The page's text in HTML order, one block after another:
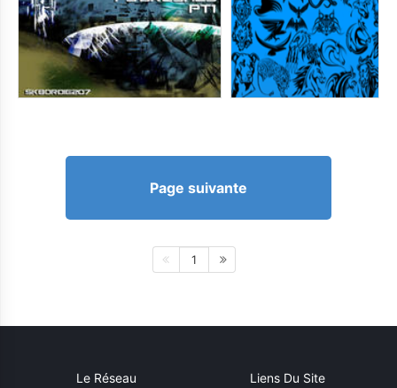
Page suivante
1
Le Réseau Liens Du Site